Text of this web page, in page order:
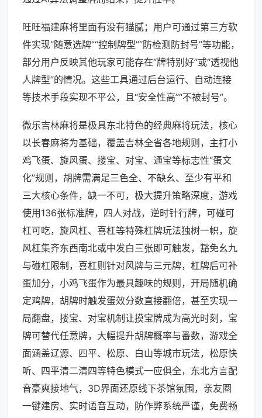
旺旺福建麻将里面有没有猫腻；用户可通过第三方软
件实现“随意选牌”“控制牌型”“防检测防封号”等功能，
部分用户反映其他玩家可能存在“牌特别好”或“透视他
人牌型”的情况。这些工具通过后台运行、自动连接
等技术手段实现不平公，且“安全性高”“不被封号”。
微乐吉林麻将是极具东北特色的经典麻将玩法，核心
以长春麻将为基础，覆盖吉林全省各地规则，主打小
鸡飞蛋、旋风蛋、搂宝、对宝、通宝等标志性“蛋文
化”规则，胡牌需满足三色全、不缺幺、至少有平和
三大核心条件，缺一不可，极大提升策略深度，游戏
使用136张标准牌，四人对战，逆时针行牌，可碰可
杠可吃，旋风杠、喜杠等特殊杠牌玩法独树一帜，旋
风杠集齐东西南北或中发白三张即可触发，豁免幺九
与碰杠限制，喜杠则针对风牌与三元牌，杠牌后可补
蛋加分，小鸡飞蛋作为最具趣味的规则，开局随机确
定鸡牌，胡牌时触发蛋效分数直接翻倍，甚至实现一
局翻盘，搂宝、对宝机制让摸宝牌成为高光时刻，宝
牌可替代任意牌，大幅提升胡牌概率与番数，游戏全
面涵盖辽源、四平、松原、白山等城市玩法，松原快
听、四平清二清四等特色模式一应俱全，东北方言配
音豪爽接地气，3D界面还原线下茶馆氛围，亲友圈
一键建房、实时语音互动，防作弊系统严谨，免费畅